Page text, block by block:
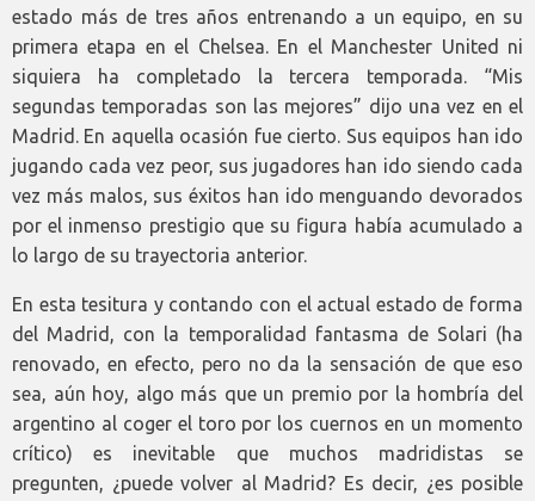
estado más de tres años entrenando a un equipo, en su
primera etapa en el Chelsea. En el Manchester United ni
siquiera ha completado la tercera temporada. “Mis
segundas temporadas son las mejores” dijo una vez en el
Madrid. En aquella ocasión fue cierto. Sus equipos han ido
jugando cada vez peor, sus jugadores han ido siendo cada
vez más malos, sus éxitos han ido menguando devorados
por el inmenso prestigio que su figura había acumulado a
lo largo de su trayectoria anterior.
En esta tesitura y contando con el actual estado de forma
del Madrid, con la temporalidad fantasma de Solari (ha
renovado, en efecto, pero no da la sensación de que eso
sea, aún hoy, algo más que un premio por la hombría del
argentino al coger el toro por los cuernos en un momento
crítico) es inevitable que muchos madridistas se
pregunten, ¿puede volver al Madrid? Es decir, ¿es posible